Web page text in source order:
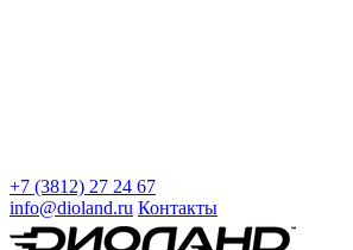
+7 (3812) 27 24 67
info@dioland.ru Контакты